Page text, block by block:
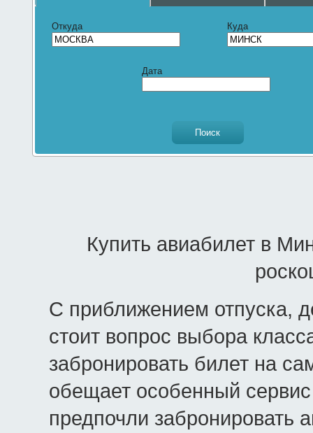
Откуда Куда
Дата
Купить авиабилет в
С приближением отпуска,
стоит вопрос выбора
забронировать билет на
обещает особенный
предпочли забронировать